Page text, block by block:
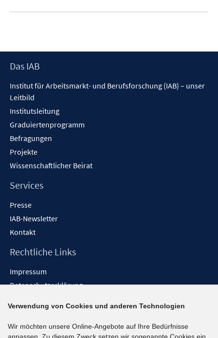
Footer
Das IAB
Institut für Arbeitsmarkt- und Berufsforschung (IAB) – unser
Leitbild
Institutsleitung
Graduiertenprogramm
Befragungen
Projekte
Wissenschaftlicher Beirat
Services
Presse
IAB-Newsletter
Kontakt
Rechtliche Links
Impressum
Datenschutzerklärung
Barrieren melden
Social-Media-Kanäle
Verwendung von Cookies und anderen Technologien
Wir möchten unsere Online-Angebote auf Ihre Bedürfnisse